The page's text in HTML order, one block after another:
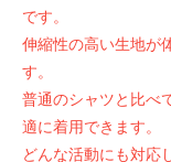
です。
伸縮性の高い生地が
す。
普通のシャツと比べ
適に着用できます。
どんな活動にも対応